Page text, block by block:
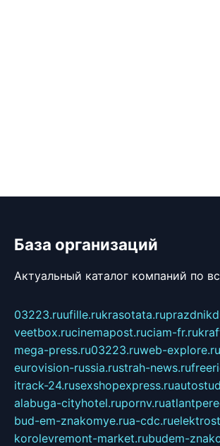
База организаций
Актуальный каталог компаний по
03223.ruufille.rukrasotata.ru
veetbox.rucinemapost.ruciam-fr.ru
mega-press.ru03223.ruweb-explore.ru
eurovision-russia.rustrah-news.ru
itrack-24.rusexshopexpress.ru
alabuga-cityhotel.rupornv.ru
bud-em-znakomye.rua-cdc.ru
korolevremont-market.rubudem-